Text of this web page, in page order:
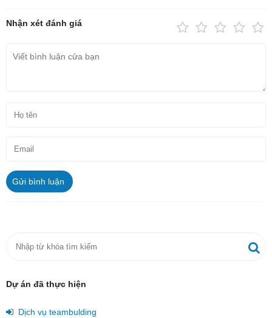
Nhận xét đánh giá
Gửi bình luận
Dự án đã thực hiện
Dịch vụ teambulding